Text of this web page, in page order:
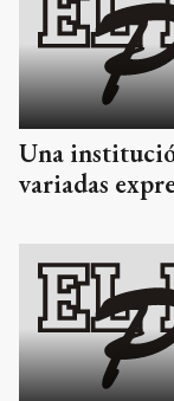
Una
variadas